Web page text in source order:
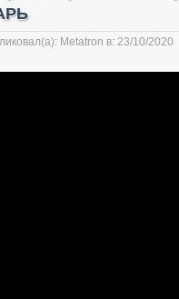
Metatron в: 23/10/2020